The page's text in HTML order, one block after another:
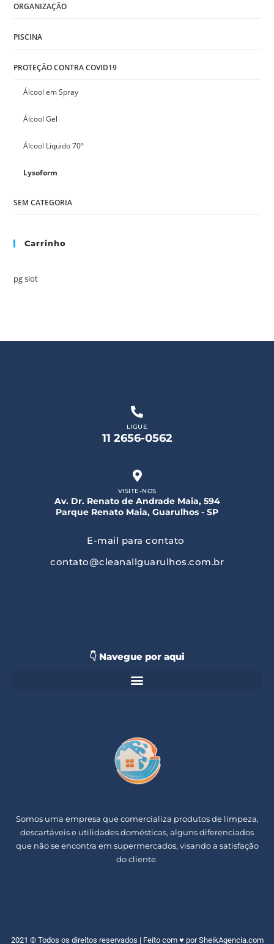
ORGANIZAÇÃO
PISCINA
PROTEÇÃO CONTRA COVID19
Álcool em Spray
Álcool Gel
Álcool Liquido 70°
Lysoform
SEM CATEGORIA
Carrinho
pg slot
Somos uma empresa que comercializa produtos de limpeza,
descartáveis e utilidades domésticas, alguns diferenciados
que não se encontra em supermercados, visando a satisfação
do cliente.
👇 Navegue por aqui
LIGUE
11 2656-0562
VISITE-NOS
Av. Dr. Renato de Andrade Maia, 594
Parque Renato Maia, Guarulhos - SP
E-mail para contato
contato@cleanallguarulhos.com.br
2021 © Todos os direitos reservados | Feito com ♥ porSheikAgencia.com